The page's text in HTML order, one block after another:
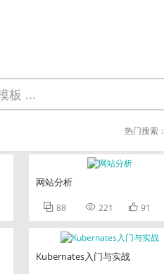
热门搜索：
网站分析
 88  221  91
Kubernates入门与实战